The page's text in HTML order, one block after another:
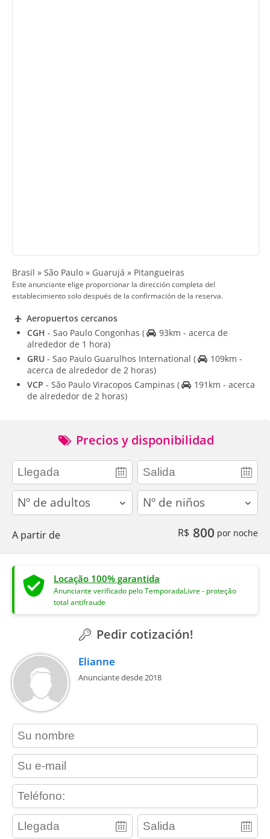
Brasil » São Paulo » Guarujá » Pitangueiras
Este anunciante elige proporcionar la dirección completa del
establecimiento solo después de la confirmación de la reserva.
Aeropuertos cercanos
CGH - Sao Paulo Congonhas (
93km - acerca de
alrededor de 1 hora)
GRU - Sao Paulo Guarulhos International (
109km -
acerca de alrededor de 2 horas)
VCP - São Paulo Viracopos Campinas (
191km - acerca
de alrededor de 2 horas)
Precios y disponibilidad
adults children
A partir de R$ 800 por noche
Locação 100% garantida
Anunciante verificado pelo TemporadaLivre - proteção
total antifraude
Pedir cotización!
Elianne
Anunciante desde 2018
contact_name
contact_email
contact_phone